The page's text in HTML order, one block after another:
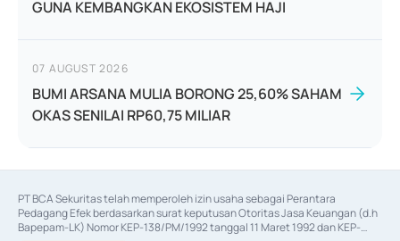
GUNA KEMBANGKAN EKOSISTEM HAJI
07 AUGUST 2026
BUMI ARSANA MULIA BORONG 25,60% SAHAM
OKAS SENILAI RP60,75 MILIAR
PT BCA Sekuritas telah memperoleh izin usaha sebagai Perantara
Pedagang Efek berdasarkan surat keputusan Otoritas Jasa Keuangan (d.h
Bapepam-LK) Nomor KEP-138/PM/1992 tanggal 11 Maret 1992 dan KEP-